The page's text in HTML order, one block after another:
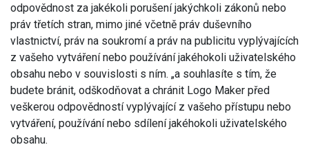
odpovědnost za jakékoli porušení jakýchkoli zákonů nebo
práv třetích stran, mimo jiné včetně práv duševního
vlastnictví, práv na soukromí a práv na publicitu vyplývajících
z vašeho vytváření nebo používání jakéhokoli uživatelského
obsahu nebo v souvislosti s ním. „a souhlasíte s tím, že
budete bránit, odškodňovat a chránit Logo Maker před
veškerou odpovědností vyplývající z vašeho přístupu nebo
vytváření, používání nebo sdílení jakéhokoli uživatelského
obsahu.